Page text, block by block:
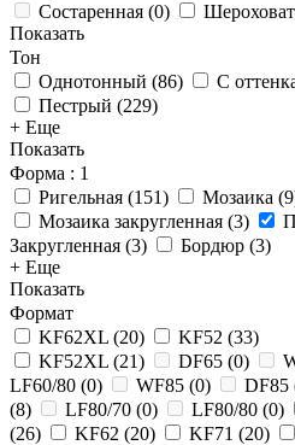
Состаренная (0)
Показать
Тон
Однотонный (86) С
Пестрый (229)
+ Еще
Показать
Форма : 1
Ригельная (151) Мозаика (9
Мозаика закругленная (3)
Закругленная (3) Бордюр (3)
+ Еще
Показать
Формат
KF62XL (20) KF52 (33)
KF52XL (21) DF65 (0)
LF60/80 (0) WF85 (0) DF85
(8) LF80/70 (0) LF80/80 (0)
(26) KF62 (20) KF71 (20)